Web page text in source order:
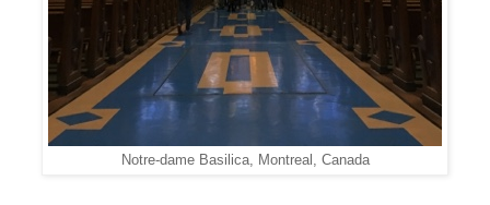
Notre-dame Basilica, Montreal, Canada